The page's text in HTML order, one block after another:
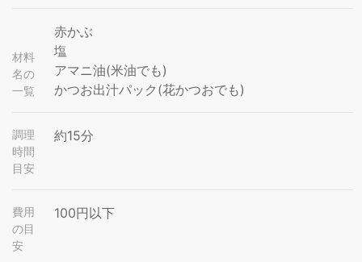
材料
名の
一覧
赤かぶ
塩
アマニ油(米油でも)
かつお出汁パック(花かつおでも)
調理
時間
目安
約15分
費用
の目
安
100円以下